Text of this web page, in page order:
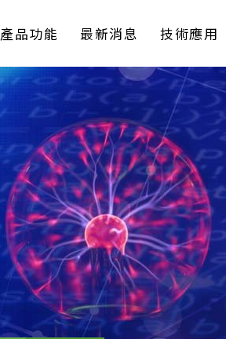
產品功能 最新消息 技術應用